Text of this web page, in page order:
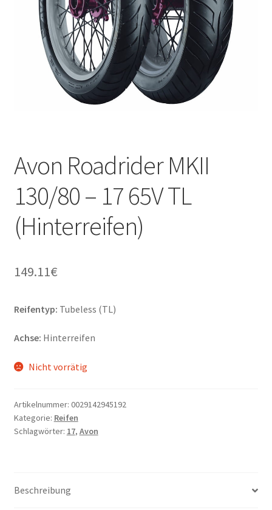
Avon Roadrider MKII
130/80 – 17 65V TL
(Hinterreifen)
149.11€
Reifentyp: Tubeless (TL)
Achse: Hinterreifen
Nicht vorrätig
Artikelnummer: 0029142945192
Kategorie: Reifen
Schlagwörter: 17, Avon
Beschreibung